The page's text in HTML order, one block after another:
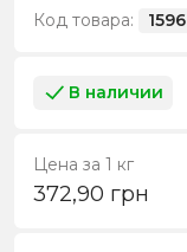
Код товара: 1596
В наличии
Цена за 1 кг
372,90 грн